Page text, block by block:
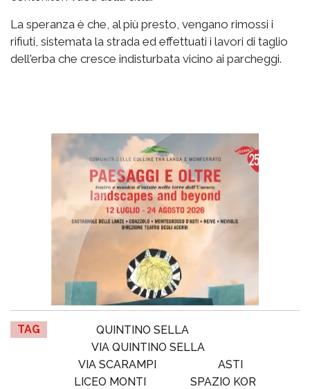
La speranza è che, al più presto, vengano rimossi i
rifiuti, sistemata la strada ed effettuati i lavori di taglio
dell'erba che cresce indisturbata vicino ai parcheggi.
TAG
QUINTINO SELLA
VIA QUINTINO SELLA
VIA SCARAMPI
ASTI
LICEO MONTI
SPAZIO KOR